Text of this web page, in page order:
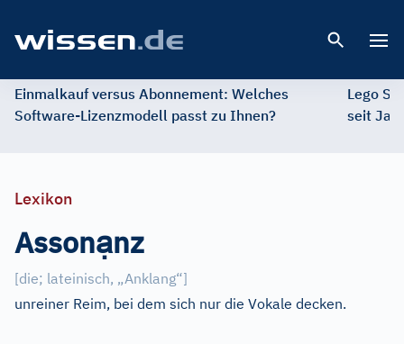
Einmalkauf versus Abonnement: Welches
Software-Lizenzmodell passt zu Ihnen?
Lego
seit
Lexikon
Assonạnz
[die; lateinisch, „Anklang“]
unreiner Reim, bei dem sich nur die Vokale decken.